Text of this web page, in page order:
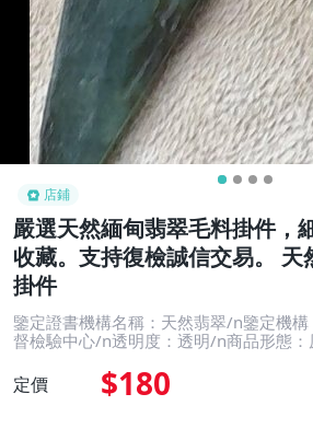
店鋪
嚴選天然緬甸翡翠毛料掛件，
收藏。支持復檢誠信交易。 天
掛件
鑒定證書機構名稱：天然翡翠/n鑒定機
督檢驗中心/n透明度：透明/n商品形態
定價 $180